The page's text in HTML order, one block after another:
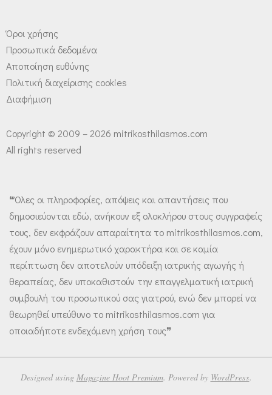
Όροι χρήσης
Προσωπικά δεδομένα
Αποποίηση ευθύνης
Πολιτική διαχείρισης cookies
Διαφήμιση
Copyright © 2009 – 2026 mitrikosthilasmos.com
All rights reserved
❝Όλες οι πληροφορίες, απόψεις και απαντήσεις που
δημοσιεύονται εδώ, ανήκουν εξ ολοκλήρου στους συγγραφείς
τους, δεν εκφράζουν απαραίτητα το mitrikosthilasmos.com,
έχουν μόνο ενημερωτικό χαρακτήρα και σε καμία
περίπτωση δεν αποτελούν υπόδειξη ιατρικής αγωγής ή
θεραπείας, δεν υποκαθιστούν την επαγγελματική ιατρική
συμβουλή του προσωπικού σας γιατρού, ενώ δεν μπορεί να
θεωρηθεί υπεύθυνο το mitrikosthilasmos.com για
οποιαδήποτε ενδεχόμενη χρήση τους❞
Designed using Magazine Hoot Premium. Powered by WordPress.